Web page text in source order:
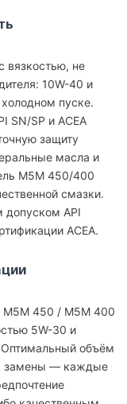
вязкостью, не
10W-40 и
пуске.
SN/SP и ACEA
защиту
масла и
M5M 450/400
смазки.
API
ACEA.
M5M 450 / M5M 400
5W-30 и
Оптимальный объём
замены — каждые